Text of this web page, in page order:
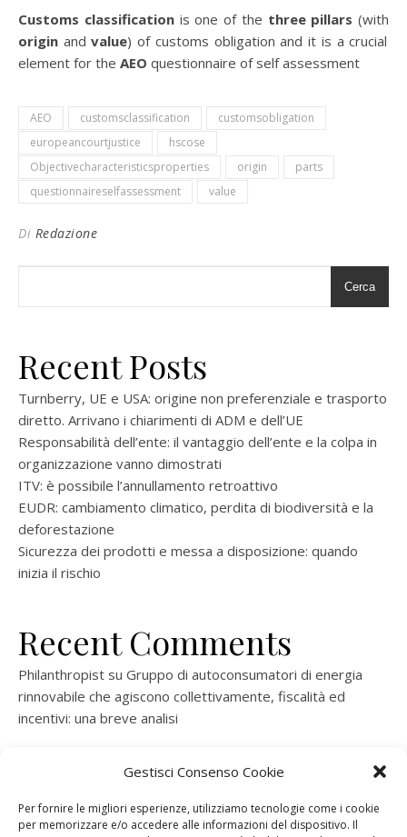
Gestisci Consenso Cookie
Per fornire le migliori esperienze, utilizziamo tecnologie come i cookie
per memorizzare e/o accedere alle informazioni del dispositivo. Il
Customs classificationis one of the three pillars (with
origin andvalue) of customs obligation and it is a crucial
element for the AEO questionnaire of self assessment
AEO customsclassification
customsobligation
europeancourtjustice
hscose
Objectivecharacteristicsproperties
origin
parts
questionnaireselfassessment
value
Di Redazione
Cerca
Recent Posts
Turnberry, UE e USA: origine non preferenziale e trasporto
diretto. Arrivano i chiarimenti di ADM e dell’UE
Responsabilità dell’ente: il vantaggio dell’ente e la colpa in
organizzazione vanno dimostrati
ITV: è possibile l’annullamento retroattivo
EUDR: cambiamento climatico, perdita di biodiversità e la
deforestazione
Sicurezza dei prodotti e messa a disposizione: quando
inizia il rischio
Recent Comments
Philanthropist su Gruppo di autoconsumatori di energia
rinnovabile che agiscono collettivamente, fiscalità ed
incentivi: una breve analisi
rinnovabile che agiscono collettivamente, fiscalità ed
ramatogelsuGruppo di autoconsumatori di energia